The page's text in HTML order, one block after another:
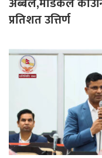
प्रतिशत उत्तिर्ण